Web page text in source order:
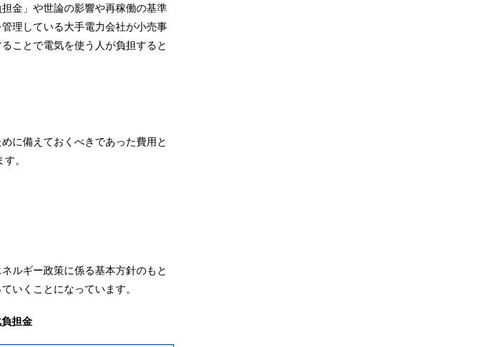
金」や世論の影響や再稼働の基準
理している大手電力会社が小売事
ことで電気を使う人が負担すると
に備えておくべきであった費用と
。
ルギー政策に係る基本方針のもと
いくことになっています。
担金